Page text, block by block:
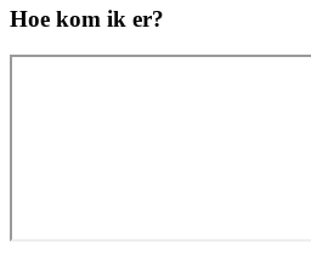
Hoe kom ik er?